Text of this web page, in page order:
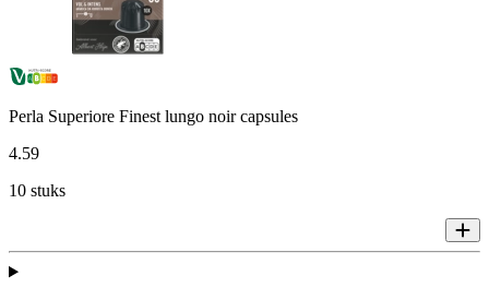
Perla Superiore Finest lungo noir capsules
4.59
10 stuks